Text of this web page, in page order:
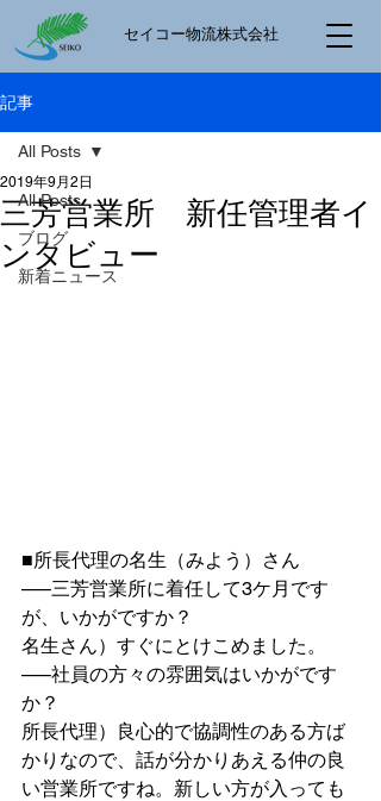
​セイコー物流株式会社
記事
All Posts
ブログ
新着ニュース
All Posts
三芳営業所 新任管理者イ
ンタビュー
2019年9月2日
■所長代理の名生（みよう）さん
—–三芳営業所に着任して3ケ月です
が、いかがですか？
名生さん）すぐにとけこめました。
—–社員の方々の雰囲気はいかがです
か？
所長代理）良心的で協調性のある方ば
かりなので、話が分かりあえる仲の良
い営業所ですね。新しい方が入っても